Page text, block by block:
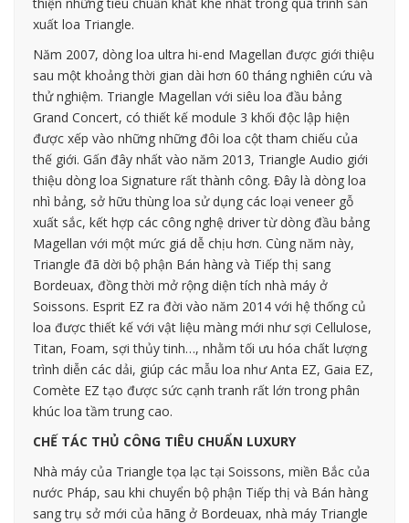
xuất loa Triangle.
Năm 2007, dòng loa ultra hi-end Magellan được giới thiệu
sau một khoảng thời gian dài hơn 60 tháng nghiên cứu và
thử nghiệm. Triangle Magellan với siêu loa đầu bảng
Grand Concert, có thiết kế module 3 khối độc lập hiện
được xếp vào những những đôi loa cột tham chiếu của
thế giới. Gấn đây nhất vào năm 2013, Triangle Audio giới
thiệu dòng loa Signature rất thành công. Đây là dòng loa
nhì bảng, sở hữu thùng loa sử dụng các loại veneer gỗ
xuất sắc, kết hợp các công nghệ driver từ dòng đầu bảng
Magellan với một mức giá dễ chịu hơn. Cùng năm này,
Triangle đã dời bộ phận Bán hàng và Tiếp thị sang
Bordeuax, đồng thời mở rộng diện tích nhà máy ở
Soissons. Esprit EZ ra đời vào năm 2014 với hệ thống củ
loa được thiết kế với vật liệu màng mới như sợi Cellulose,
Titan, Foam, sợi thủy tinh…, nhằm tối ưu hóa chất lượng
trình diễn các dải, giúp các mẫu loa như Anta EZ, Gaia EZ,
Comète EZ tạo được sức cạnh tranh rất lớn trong phân
khúc loa tầm trung cao.
CHẾ TÁC THỦ CÔNG TIÊU CHUẨN LUXURY
Nhà máy của Triangle tọa lạc tại Soissons, miền Bắc của
nước Pháp, sau khi chuyển bộ phận Tiếp thị và Bán hàng
sang trụ sở mới của hãng ở Bordeuax, nhà máy Triangle